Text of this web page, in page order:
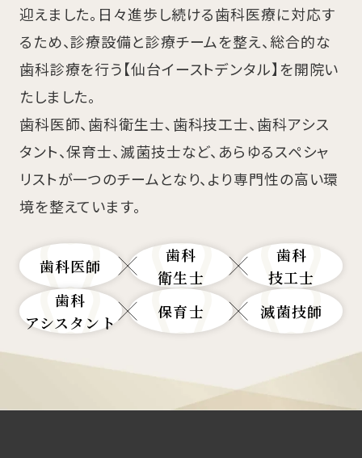
迎えました。日々進歩し続ける歯科医療に対応す
るため、診療設備と診療チームを整え、総合的な
歯科診療を行う【仙台イーストデンタル】を開院い
たしました。
歯科医師、歯科衛生士､歯科技工士、歯科アシス
タント、保育士、滅菌技士など、あらゆるスペシャ
リストが一つのチームとなり、より専門性の高い環
境を整えています。
歯科医師
歯科
衛生士
歯科
技工士
歯科
アシスタント
保育士 滅菌技師